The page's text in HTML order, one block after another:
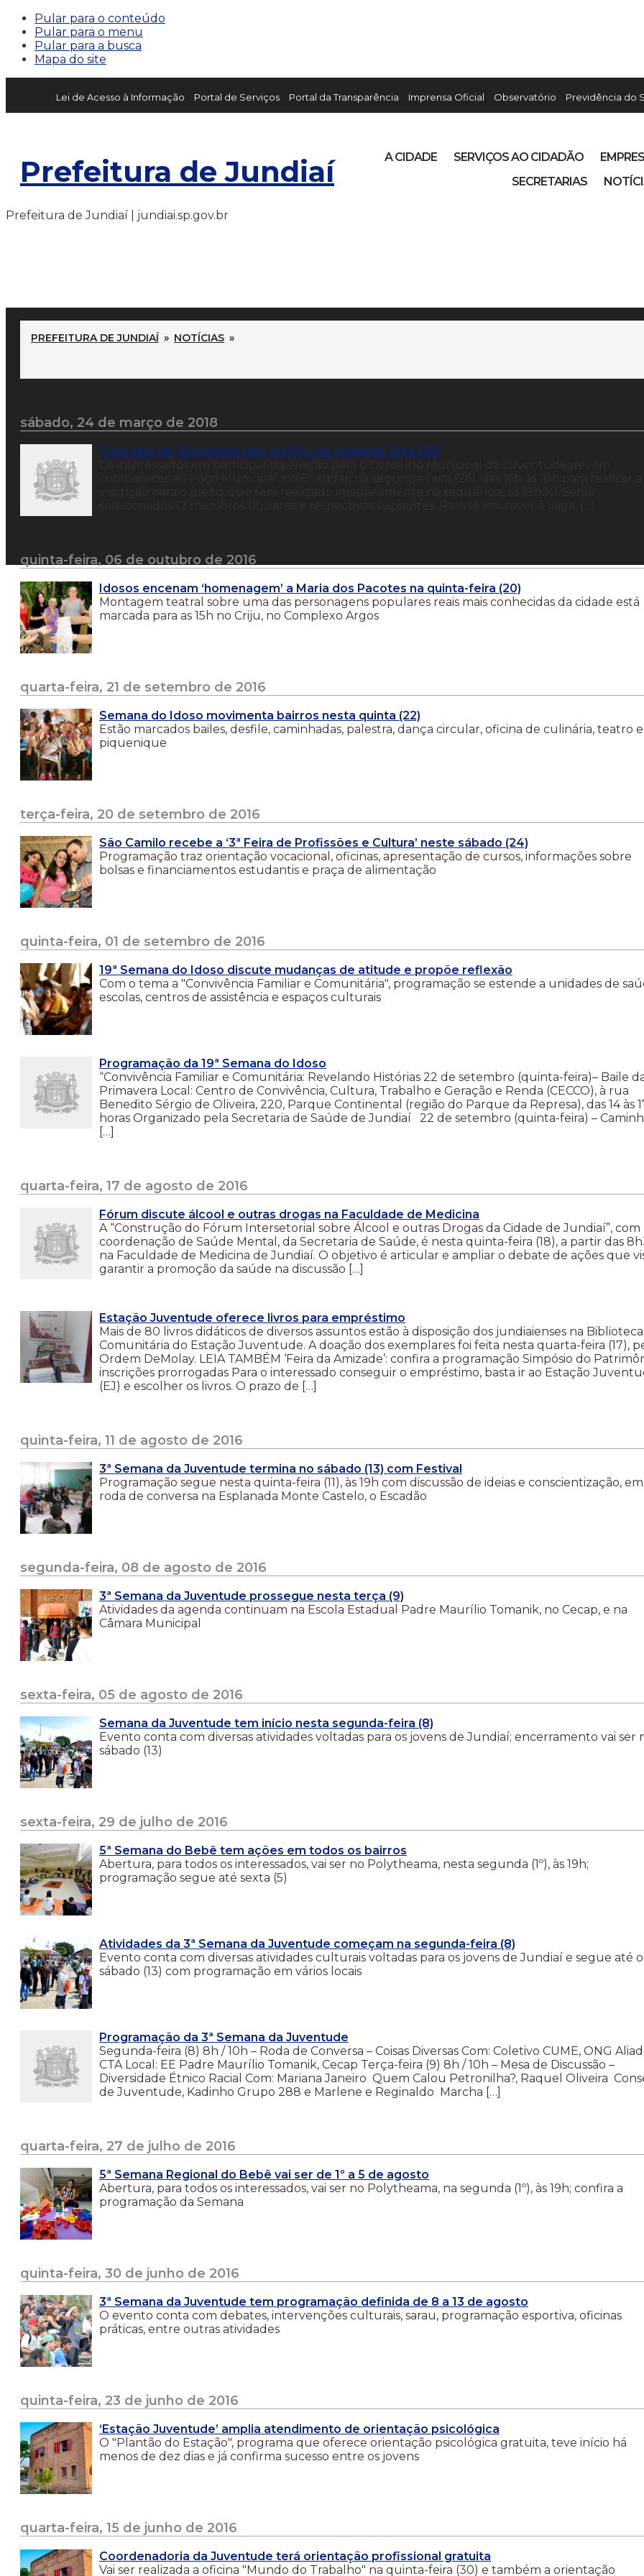
Pular para o conteúdo
Pular para o menu
Pular para a busca
Mapa do site
Lei de Acesso à Informação Portal de Serviços Portal da Transparência Imprensa Oficial Observatório Previdência do
Prefeitura de Jundiaí A CIDADE SERVIÇOS AO CIDADÃO
SECRETARIAS
Prefeitura de Jundiaí | jundiai.sp.gov.br
PREFEITURA DE JUNDIAÍ » NOTÍCIAS »
sábado, 24 de março de 2018
Conselho da Juventude tem eleição na segunda-feira (26)
quinta-feira, 06 de outubro de 2016
Idosos encenam ‘homenagem’ a Maria dos Pacotes na quinta-feira (20)
Montagem teatral sobre uma das personagens populares reais mais conhecidas da cidade está
marcada para as 15h no Criju, no Complexo Argos
quarta-feira, 21 de setembro de 2016
Semana do Idoso movimenta bairros nesta quinta (22)
Estão marcados bailes, desfile, caminhadas, palestra, dança circular, oficina de culinária, teatro e
piquenique
terça-feira, 20 de setembro de 2016
São Camilo recebe a ‘3ª Feira de Profissões e Cultura’ neste sábado (24)
Programação traz orientação vocacional, oficinas, apresentação de cursos, informações sobre
bolsas e financiamentos estudantis e praça de alimentação
quinta-feira, 01 de setembro de 2016
19ª Semana do Idoso discute mudanças de atitude e propõe reflexão
Com o tema a "Convivência Familiar e Comunitária", programação se estende a unidades de
escolas, centros de assistência e espaços culturais
Programação da 19ª Semana do Idoso
“Convivência Familiar e Comunitária: Revelando Histórias 22 de setembro (quinta-feira)– Baile
Primavera Local: Centro de Convivência, Cultura, Trabalho e Geração e Renda (CECCO), à rua
Benedito Sérgio de Oliveira, 220, Parque Continental (região do Parque da Represa), das 14 às
horas Organizado pela Secretaria de Saúde de Jundiaí 22 de setembro (quinta-feira) –
[…]
quarta-feira, 17 de agosto de 2016
Fórum discute álcool e outras drogas na Faculdade de Medicina
A “Construção do Fórum Intersetorial sobre Álcool e outras Drogas da Cidade de Jundiaí”, com
coordenação de Saúde Mental, da Secretaria de Saúde, é nesta quinta-feira (18), a partir das
na Faculdade de Medicina de Jundiaí. O objetivo é articular e ampliar o debate de ações que
garantir a promoção da saúde na discussão […]
Estação Juventude oferece livros para empréstimo
Mais de 80 livros didáticos de diversos assuntos estão à disposição dos jundiaienses na Biblioteca
Comunitária do Estação Juventude. A doação dos exemplares foi feita nesta quarta-feira (17),
Ordem DeMolay. LEIA TAMBÉM ‘Feira da Amizade’: confira a programação Simpósio do
inscrições prorrogadas Para o interessado conseguir o empréstimo, basta ir ao Estação
(EJ) e escolher os livros. O prazo de […]
quinta-feira, 11 de agosto de 2016
3ª Semana da Juventude termina no sábado (13) com Festival
Programação segue nesta quinta-feira (11), às 19h com discussão de ideias e conscientização, em
roda de conversa na Esplanada Monte Castelo, o Escadão
segunda-feira, 08 de agosto de 2016
3ª Semana da Juventude prossegue nesta terça (9)
Atividades da agenda continuam na Escola Estadual Padre Maurílio Tomanik, no Cecap, e na
Câmara Municipal
sexta-feira, 05 de agosto de 2016
Semana da Juventude tem início nesta segunda-feira (8)
Evento conta com diversas atividades voltadas para os jovens de Jundiaí; encerramento vai ser
sábado (13)
sexta-feira, 29 de julho de 2016
5ª Semana do Bebê tem ações em todos os bairros
Abertura, para todos os interessados, vai ser no Polytheama, nesta segunda (1º), às 19h;
programação segue até sexta (5)
Atividades da 3ª Semana da Juventude começam na segunda-feira (8)
Evento conta com diversas atividades culturais voltadas para os jovens de Jundiaí e segue até o
sábado (13) com programação em vários locais
Programação da 3ª Semana da Juventude
Segunda-feira (8) 8h / 10h – Roda de Conversa – Coisas Diversas Com: Coletivo CUME, ONG
CTA Local: EE Padre Maurílio Tomanik, Cecap Terça-feira (9) 8h / 10h – Mesa de Discussão –
Diversidade Étnico Racial Com: Mariana Janeiro ­ Quem Calou Petronilha?, Raquel Oliveira
de Juventude, Kadinho ­Grupo 288 e Marlene e Reginaldo ­ Marcha […]
quarta-feira, 27 de julho de 2016
5ª Semana Regional do Bebê vai ser de 1º a 5 de agosto
Abertura, para todos os interessados, vai ser no Polytheama, na segunda (1º), às 19h; confira a
programação da Semana
quinta-feira, 30 de junho de 2016
3ª Semana da Juventude tem programação definida de 8 a 13 de agosto
O evento conta com debates, intervenções culturais, sarau, programação esportiva, oficinas
práticas, entre outras atividades
quinta-feira, 23 de junho de 2016
‘Estação Juventude’ amplia atendimento de orientação psicológica
O "Plantão do Estação", programa que oferece orientação psicológica gratuita, teve início há
menos de dez dias e já confirma sucesso entre os jovens
quarta-feira, 15 de junho de 2016
Coordenadoria da Juventude terá orientação profissional gratuita
Vai ser realizada a oficina "Mundo do Trabalho" na quinta-feira (30) e também a orientação